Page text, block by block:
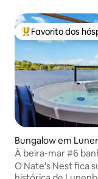
Favoritos dos
Favorito dos
Bungalow em
À beira-mar #6
hidromassagem
churrasco 2 camas
O Nate's Nest fica